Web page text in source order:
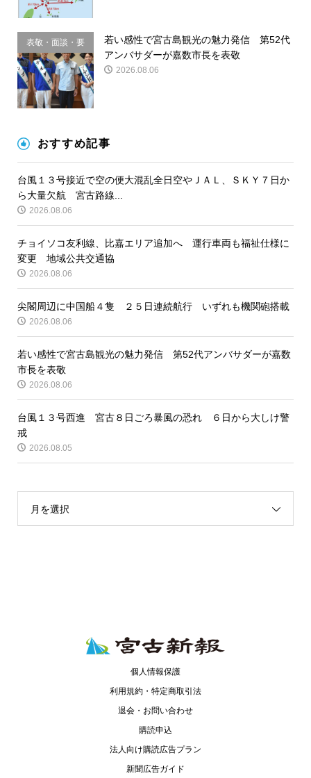
表敬・面談・要
請
若い感性で宮古島観光の魅力発信 第52代
アンバサダーが嘉数市長を表敬
2026.08.06
おすすめ記事
台風１３号接近で空の便大混乱全日空やＪＡＬ、ＳＫＹ７日か
ら大量欠航 宮古路線...
2026.08.06
チョイソコ友利線、比嘉エリア追加へ 運行車両も福祉仕様に
変更 地域公共交通協
2026.08.06
尖閣周辺に中国船４隻 ２５日連続航行 いずれも機関砲搭載
2026.08.06
若い感性で宮古島観光の魅力発信 第52代アンバサダーが嘉数
市長を表敬
2026.08.06
台風１３号西進 宮古８日ごろ暴風の恐れ ６日から大しけ警
戒
2026.08.05
月を選択
個人情報保護
利用規約・特定商取引法
退会・お問い合わせ
購読申込
法人向け購読広告プラン
新聞広告ガイド